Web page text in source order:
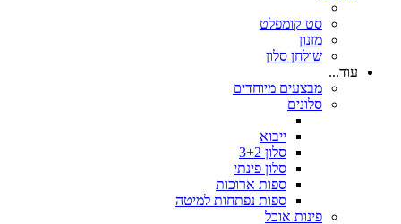
סט קומפלט
מזנון
שולחן סלון
עוד...
מבצעים מיוחדים
סלונים
ייבוא
סלון 3+2
סלון פינתי
ספות ארוכות
ספות נפתחות למיטה
פינות אוכל